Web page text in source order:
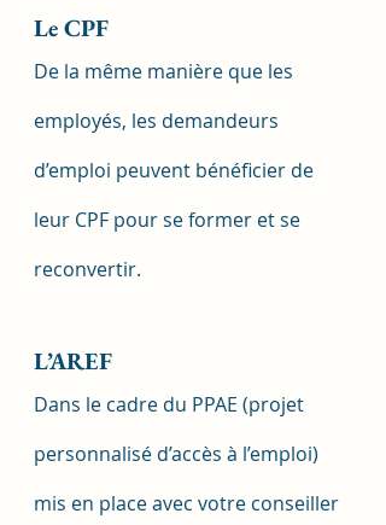
Le CPF
De la même manière que les
employés, les demandeurs
d’emploi peuvent bénéficier de
leur CPF pour se former et se
reconvertir.
L’AREF
Dans le cadre du PPAE (projet
personnalisé d’accès à l’emploi)
mis en place avec votre conseiller